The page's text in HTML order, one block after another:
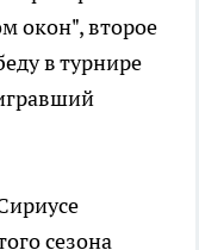
окон", второе
в турнире
сезона